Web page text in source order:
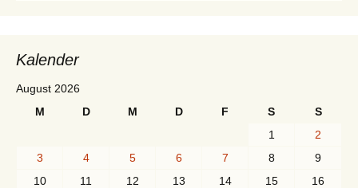
Kalender
August 2026
M
D M D F S
S
1
2
3
4 5 6 7 8
9
10
11 12 13 14 15
16